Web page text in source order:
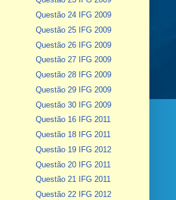
Questão 24 IFG 2009
Questão 25 IFG 2009
Questão 26 IFG 2009
Questão 27 IFG 2009
Questão 28 IFG 2009
Questão 29 IFG 2009
Questão 30 IFG 2009
Questão 16 IFG 2011
Questão 18 IFG 2011
Questão 19 IFG 2012
Questão 20 IFG 2011
Questão 21 IFG 2011
Questão 22 IFG 2012